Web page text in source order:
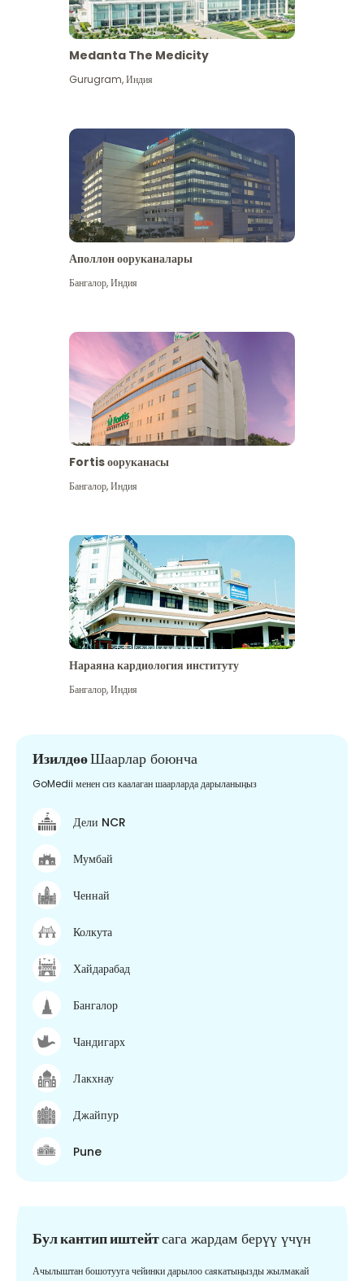
Medanta The Medicity
Gurugram,Индия
Аполлон ооруканалары
Бангалор,Индия
Fortis ооруканасы
Бангалор,Индия
Нараяна кардиология институту
Бангалор,Индия
ИзилдөөШаарлар боюнча
GoMedii менен сиз каалаган шаарларда дарыланыңыз
Дели NCR
Мумбай
Ченнай
Колкута
Хайдарабад
Бангалор
Чандигарх
Лакхнау
Джайпур
Pune
Бул кантип иштейтсага жардам берүү үчүн
Ачылыштан бошотууга чейинки дарылоо саякатыңызды жылмакай